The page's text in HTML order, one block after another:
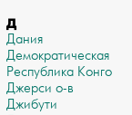
Д
Дания
Демократическая
Республика Конго
Джерси о-в
Джибути